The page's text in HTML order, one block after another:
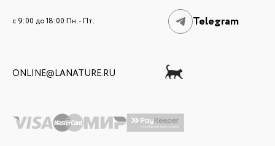
c 9:00 до 18:00 Пн. - Пт. Telegram
ONLINE@LANATURE.RU